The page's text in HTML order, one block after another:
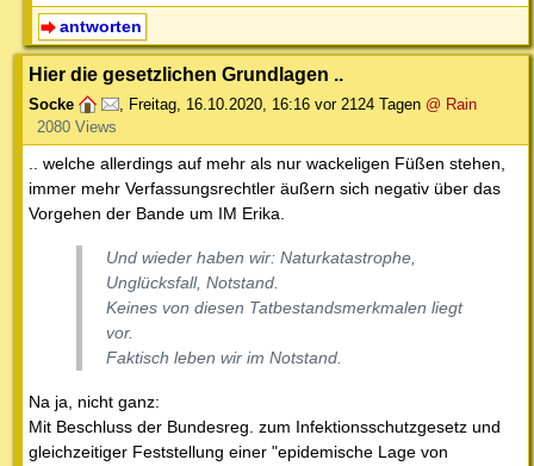
antworten
Hier die gesetzlichen Grundlagen ..
Socke , Freitag, 16.10.2020, 16:16 vor 2124 Tagen @ Rain
2080 Views
.. welche allerdings auf mehr als nur wackeligen Füßen stehen,
immer mehr Verfassungsrechtler äußern sich negativ über das
Vorgehen der Bande um IM Erika.
Und wieder haben wir: Naturkatastrophe,
Unglücksfall, Notstand.
Keines von diesen Tatbestandsmerkmalen liegt
vor.
Faktisch leben wir im Notstand.
Na ja, nicht ganz:
Mit Beschluss der Bundesreg. zum Infektionsschutzgesetz und
gleichzeitiger Feststellung einer "epidemische Lage von